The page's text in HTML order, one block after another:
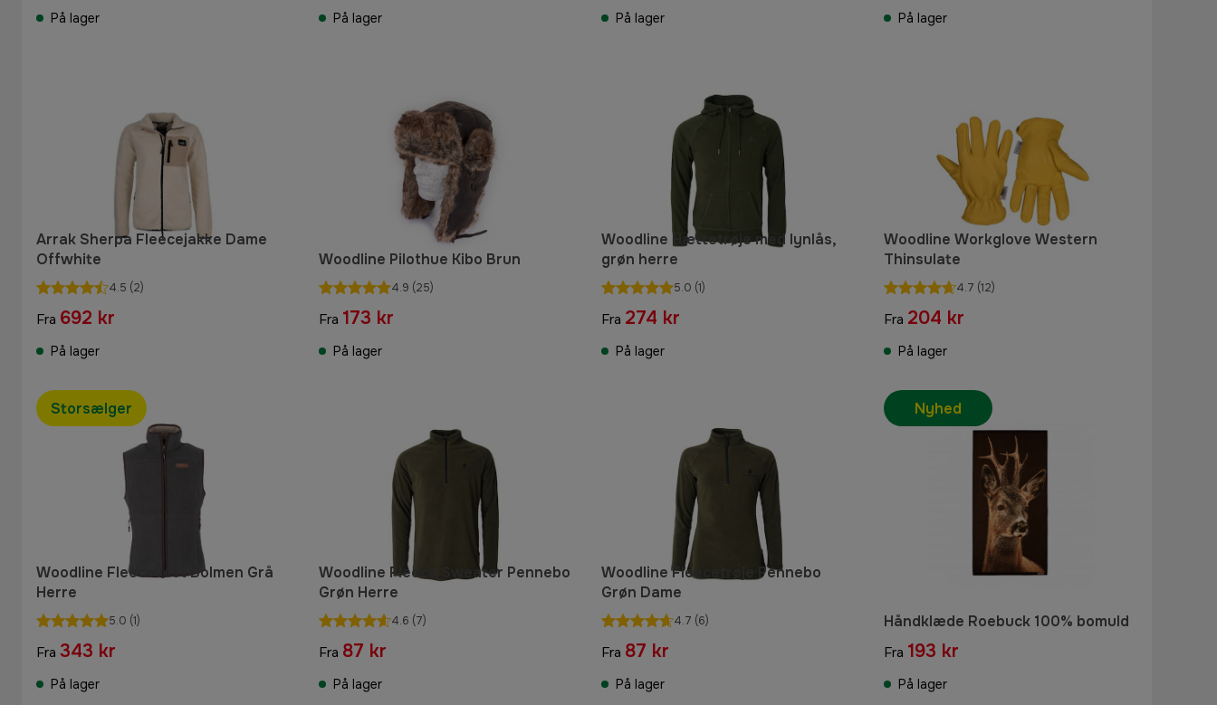
På lager På lager På lager På lager
Arrak Sherpa Fleecejakke Dame
Offwhite
4.5 (2)
Fra 692 kr
På lager
Woodline Pilothue Kibo Brun
4.9 (25)
Fra 173 kr
På lager
Woodline Hættetrøje med lynlås,
grøn herre
5.0 (1)
Fra 274 kr
På lager
Woodline Workglove Western
Thinsulate
4.7 (12)
Fra 204 kr
På lager
Woodline Fleecevest Bolmen Grå
Herre
5.0 (1)
Fra 343 kr
På lager
Storsælger
Woodline Fleece Sweater Pennebo
Grøn Herre
4.6 (7)
Fra 87 kr
På lager
Woodline Fleecetrøje Pennebo
Grøn Dame
4.7 (6)
Fra 87 kr
På lager
Håndklæde Roebuck 100% bomuld
Fra 193 kr
På lager
Nyhed